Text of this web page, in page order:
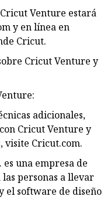
Venture estará
y en línea en
Cricut.
Cricut Venture y
adicionales,
Cricut Venture y
visite Cricut.com.
una empresa de
personas a llevar
el software de diseño